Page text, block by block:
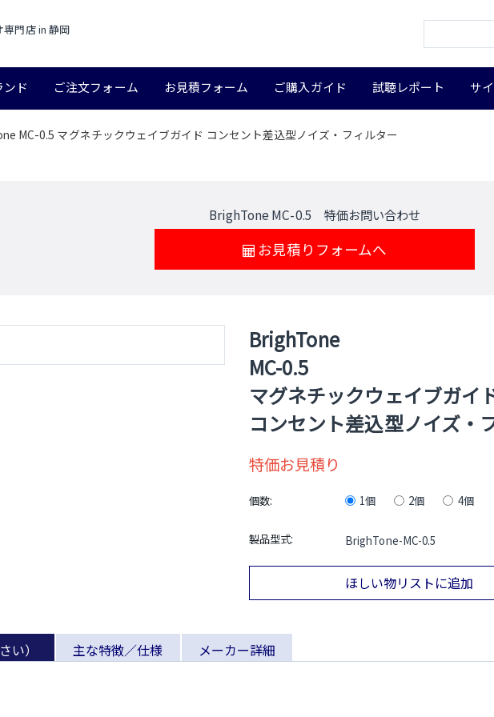
専門店 in 静岡
ド ご注文フォーム お見積フォーム ご購入ガイド 試聴レポート サ
MC-0.5 マグネチックウェイブガイド コンセント差込型ノイズ・フィルター
BrighTone MC-0.5 特価お問い合わせ
お見積りフォームへ
BrighTone
MC-0.5
マグネチックウェイブガイ
コンセント差込型ノイズ・
特価お見積り
個数: 1個 2個 4個
製品型式: BrighTone-MC-0.5
ほしい物リストに追加
い） 主な特徴／仕様 メーカー詳細